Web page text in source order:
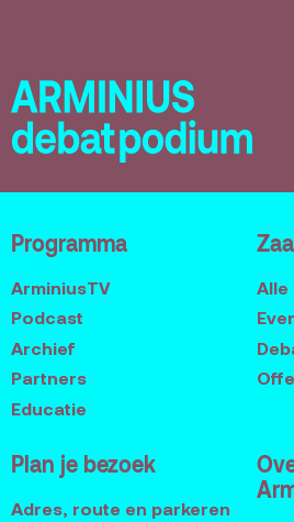
Programma
ArminiusTV
Podcast
Archief
Partners
Educatie
Alle
Plan je bezoek
Adres, route en parkeren